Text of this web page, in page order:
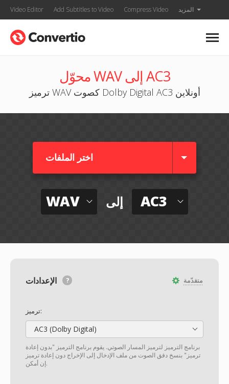
Video Editor Add Subtitles to Video Compress Video المزيد
محوّل WAV إلى AC3
ترميز WAV كصوت Dolby Digital AC3 أونلاين
اختر الملفات
WAV إلى AC3
متقدّمة
ترميز:
AC3 (Dolby Digital)
برنامج الترميز لترميز المسار الصوتي. يقوم برنامج الترميز "بدون إعادة
ترميز" بنسخ دفق الصوت من ملف الإدخال إلى الإخراج دون إعادة ترميز
إن أمكن.